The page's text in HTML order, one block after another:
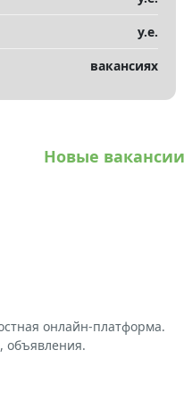
у.е.
вакансиях
Новые вакансии
онлайн-платформа.
объявления.